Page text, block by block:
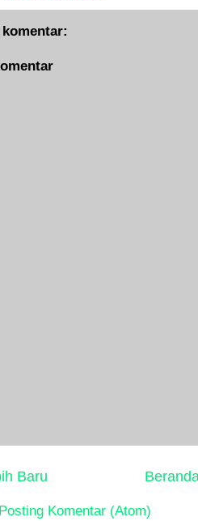
Baru
Posting Komentar (Atom)